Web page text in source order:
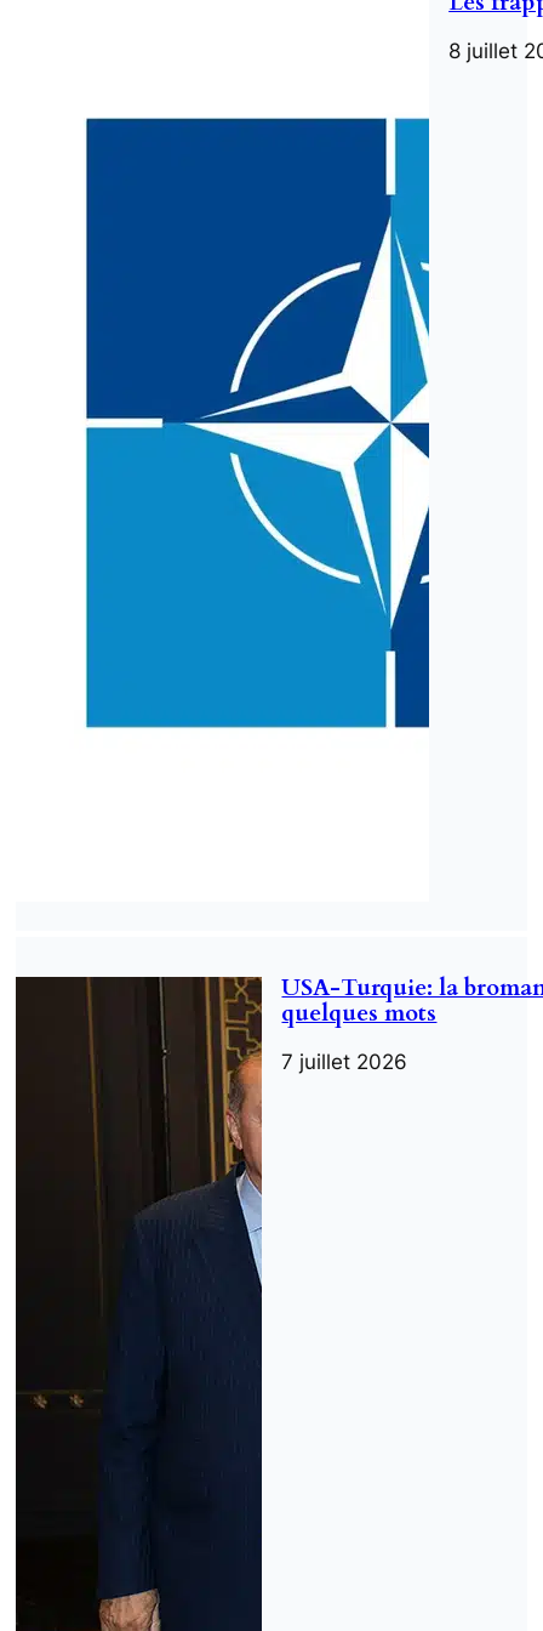
8 juillet
USA-Turquie: la
quelques mots
7 juillet 2026